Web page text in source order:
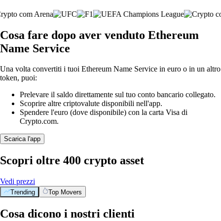
Cosa fare dopo aver venduto Ethereum
Name Service
Una volta convertiti i tuoi Ethereum Name Service in euro o in un altro
token, puoi:
Prelevare il saldo direttamente sul tuo conto bancario collegato.
Scoprire altre criptovalute disponibili nell'app.
Spendere l'euro (dove disponibile) con la carta Visa di
Crypto.com.
Scarica l'app
Scopri oltre 400 crypto asset
Vedi prezzi
Trending Top Movers
Cosa dicono i nostri clienti